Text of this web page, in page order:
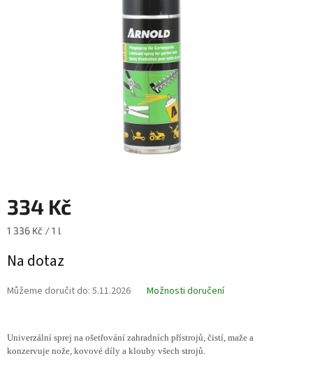
334 Kč
Měrná
1 336 Kč / 1 l
Na dotaz
Můžeme doručit do: 5.11.2026 Možnosti doručení
Univerzální sprej na ošetřování zahradních přístrojů, čistí, maže a
konzervuje nože, kovové díly a klouby všech strojů.